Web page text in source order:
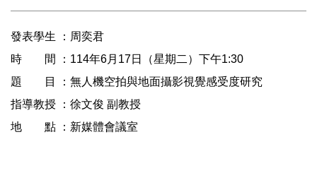
聯絡我們
招生資訊
發表學生 ：周奕君
時 間 ：114年6月17日（星期二）下午1:30
題 目 ：無人機空拍與地面攝影視覺感受度研究
指導教授 ：徐文俊 副教授
地 點 ：新媒體會議室